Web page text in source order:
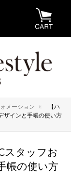
メーション
【ハ
ザインと手帳の使い方
スタッフお
帳の使い方